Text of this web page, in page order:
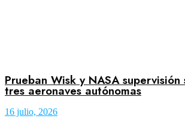
Prueban Wisk y NASA
tres aeronaves autónomas
16 julio, 2026